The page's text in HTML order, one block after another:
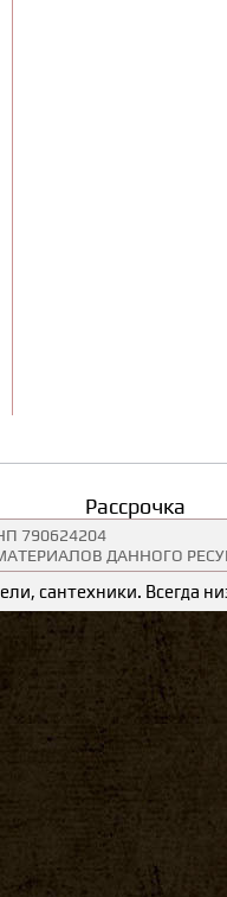
Рассрочка
790624204
ДАННОГО
сантехники. Всегда